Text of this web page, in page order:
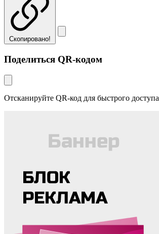
Скопировано!
Поделиться QR-кодом
Отсканируйте QR-код для быстрого доступа